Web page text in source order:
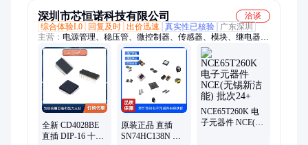
深圳市芯恒诺科技有限公司
洽谈
综合体验L0
回复及时 出价迅速 真实性已核验
广东深圳
主营： 电源管理、稳压管、微控制器、传感器、模块、继电器、
集成电路、稳压器、电容、控制器、连接器、储存IC、MOS
管、模数转换芯片ADC、逻辑器件
全新 CD4028BE
直插 DIP-16 十进
原装正品 直插
SN74HC138N 逻
NCE65T260K 电
子元器件 NCE(无